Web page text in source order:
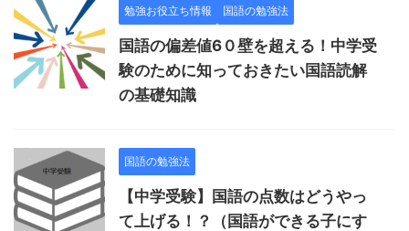
勉強お役立ち情報 国語の勉強法
国語の偏差値6０壁を超える！中学受
験のために知っておきたい国語読解
の基礎知識
国語の勉強法
【中学受験】国語の点数はどうやっ
て上げる！？（国語ができる子にす